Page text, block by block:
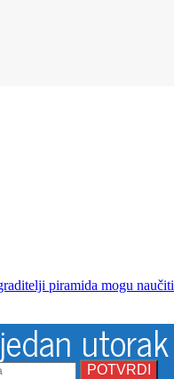
piramida mogu naučiti
utorak